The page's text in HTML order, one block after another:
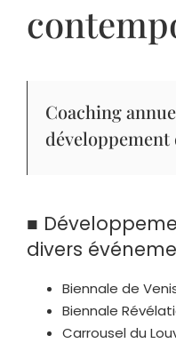
Coaching
■
divers
Biennale de
Biennale
Carrousel du